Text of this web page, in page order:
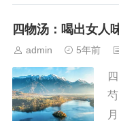
四物汤：喝出女人
admin 5年前